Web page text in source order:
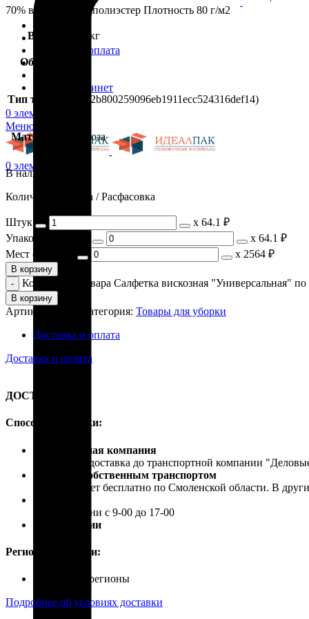
Доставка и оплата
Личный кабинет
0 элемент
Меню
0 элемент
70% вискоза, 30% полиэстер Плотность 80 г/м2
Вес 0.04 кг
Объем
Тип товара (54:82b800259096eb1911ecc524316def14)
Материал Вискоза
В наличии
Количество / Цена / Расфасовка
Штук х 64.1 ₽
Упаковок (x 1 шт)
х 64.1 ₽
Мест (x 40 шт)
х 2564 ₽
В корзину
Количество товара Салфетка вискозная "Универсальная"
В корзину
Артикул: Категория: Товары для уборки
Доставка и оплата
Доставка и оплата
ДОСТАВКА
Способы доставки:
Транспортная компания
Бесплатная доставка до транспортной компании
Доставка собственным транспортом
Осуществляет бесплатно по Смоленской области. В
В рабочие дни с 9-00 до 17-00
Почта России
Регионы доставки:
Россия, все регионы
Подробнее об условиях доставки